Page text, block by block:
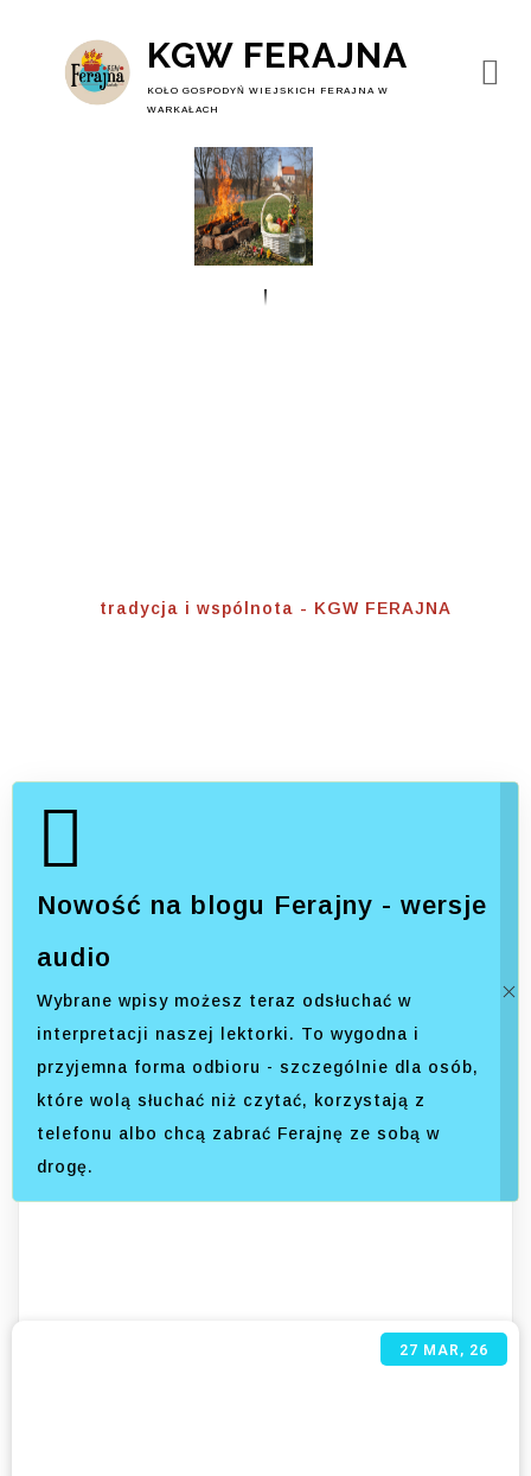
KGW FERAJNA
KOŁO GOSPODYŃ WIEJSKICH FERAJNA W
WARKAŁACH
tradycja i wspólnota - KGW FERAJNA
Nowość na blogu Ferajny - wersje
audio
Wybrane wpisy możesz teraz odsłuchać w
interpretacji naszej lektorki. To wygodna i
przyjemna forma odbioru - szczególnie dla osób,
które wolą słuchać niż czytać, korzystają z
telefonu albo chcą zabrać Ferajnę ze sobą w
drogę.
27 MAR, 26